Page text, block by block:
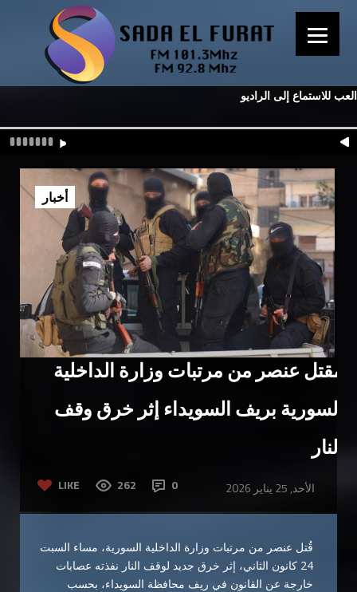
العب للاستماع إلى الراديو
مقتل عنصر من مرتبات وزارة الداخلية
السورية بريف السويداء إثر خرق وقف
النار
LIKE 262 0 الأحد, 25 يناير 2026
أخبار
قُتل عنصر من مرتبات وزارة الداخلية السورية، مساء السبت
24 كانون الثاني، إثر خرق جديد لوقف النار نفذته عصابات
خارجة عن القانون في ريف محافظة السويداء، بحسب